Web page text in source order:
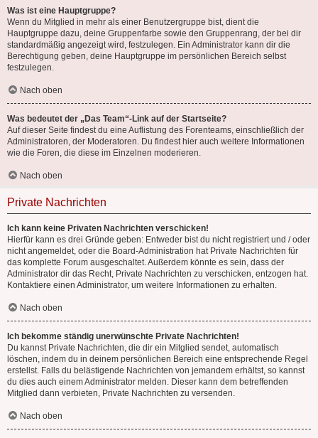
Was ist eine Hauptgruppe?
Wenn du Mitglied in mehr als einer Benutzergruppe bist, dient die
Hauptgruppe dazu, deine Gruppenfarbe sowie den Gruppenrang, der bei dir
standardmäßig angezeigt wird, festzulegen. Ein Administrator kann dir die
Berechtigung geben, deine Hauptgruppe im persönlichen Bereich selbst
festzulegen.
Nach oben
Was bedeutet der „Das Team“-Link auf der Startseite?
Auf dieser Seite findest du eine Auflistung des Forenteams, einschließlich der
Administratoren, der Moderatoren. Du findest hier auch weitere Informationen
wie die Foren, die diese im Einzelnen moderieren.
Nach oben
Private Nachrichten
Ich kann keine Privaten Nachrichten verschicken!
Hierfür kann es drei Gründe geben: Entweder bist du nicht registriert und / oder
nicht angemeldet, oder die Board-Administration hat Private Nachrichten für
das komplette Forum ausgeschaltet. Außerdem könnte es sein, dass der
Administrator dir das Recht, Private Nachrichten zu verschicken, entzogen hat.
Kontaktiere einen Administrator, um weitere Informationen zu erhalten.
Nach oben
Ich bekomme ständig unerwünschte Private Nachrichten!
Du kannst Private Nachrichten, die dir ein Mitglied sendet, automatisch
löschen, indem du in deinem persönlichen Bereich eine entsprechende Regel
erstellst. Falls du belästigende Nachrichten von jemandem erhältst, so kannst
du dies auch einem Administrator melden. Dieser kann dem betreffenden
Mitglied dann verbieten, Private Nachrichten zu versenden.
Nach oben